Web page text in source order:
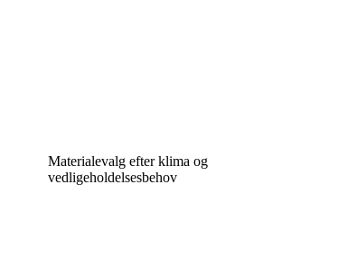
Materialevalg efter klima og
vedligeholdelsesbehov